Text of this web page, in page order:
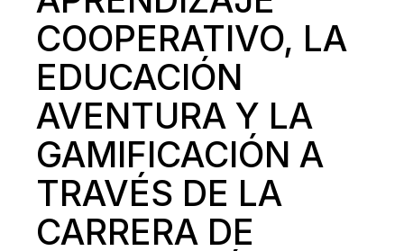
COOPERATIVO, LA
EDUCACIÓN
AVENTURA Y LA
GAMIFICACIÓN A
TRAVÉS DE LA
CARRERA DE